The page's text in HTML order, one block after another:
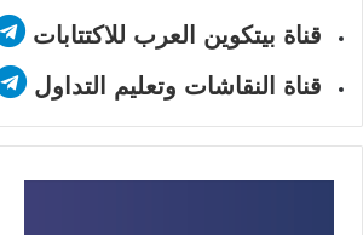
قناة بيتكوين العرب للاكتتابات
قناة النقاشات وتعليم التداول